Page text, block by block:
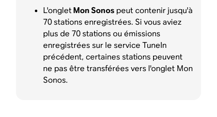
L'ongletMon Sonos peut contenir jusqu'à
70 stations enregistrées. Si vous aviez
plus de 70 stations ou émissions
enregistrées sur le service TuneIn
précédent, certaines stations peuvent
ne pas être transférées vers l'onglet Mon
Sonos.